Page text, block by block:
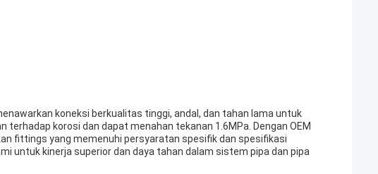
koneksi berkualitas tinggi, andal, dan tahan lama untuk
korosi dan dapat menahan tekanan 1.6MPa. Dengan OEM
fittings yang memenuhi persyaratan spesifik dan spesifikasi
untuk kinerja superior dan daya tahan dalam sistem pipa dan pipa